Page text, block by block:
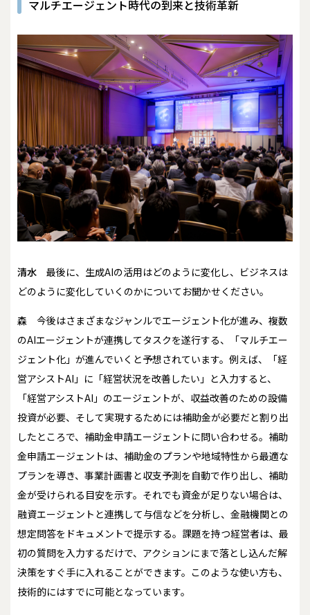
マルチエージェント時代の到来と技術革新
清水
最後に、生成AIの活用はどのように変化し、ビジネスは
どのように変化していくのかについてお聞かせください。
森
今後はさまざまなジャンルでエージェント化が進み、複数
のAIエージェントが連携してタスクを遂行する、「マルチエー
ジェント化」が進んでいくと予想されています。例えば、「経
営アシストAI」に「経営状況を改善したい」と入力すると、
「経営アシストAI」のエージェントが、収益改善のための設備
投資が必要、そして実現するためには補助金が必要だと割り出
したところで、補助金申請エージェントに問い合わせる。補助
金申請エージェントは、補助金のプランや地域特性から最適な
プランを導き、事業計画書と収支予測を自動で作り出し、補助
金が受けられる目安を示す。それでも資金が足りない場合は、
融資エージェントと連携して与信などを分析し、金融機関との
想定問答をドキュメントで提示する。課題を持つ経営者は、最
初の質問を入力するだけで、アクションにまで落とし込んだ解
決策をすぐ手に入れることができます。このような使い方も、
技術的にはすでに可能となっています。